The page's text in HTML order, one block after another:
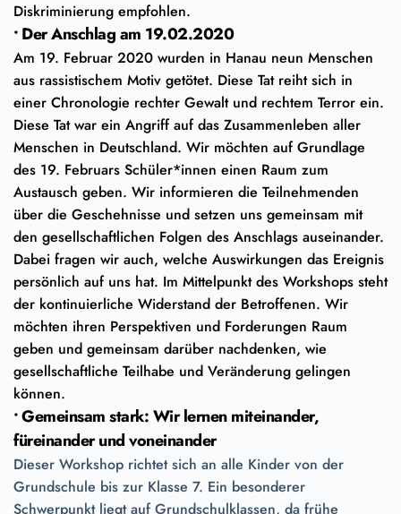
Diskriminierung empfohlen.
• Der Anschlag am 19.02.2020
Am 19. Februar 2020 wurden in Hanau neun Menschen
aus rassistischem Motiv getötet. Diese Tat reiht sich in
einer Chronologie rechter Gewalt und rechtem Terror ein.
Diese Tat war ein Angriff auf das Zusammenleben aller
Menschen in Deutschland. Wir möchten auf Grundlage
des 19. Februars Schüler*innen einen Raum zum
Austausch geben. Wir informieren die Teilnehmenden
über die Geschehnisse und setzen uns gemeinsam mit
den gesellschaftlichen Folgen des Anschlags auseinander.
Dabei fragen wir auch, welche Auswirkungen das Ereignis
persönlich auf uns hat. Im Mittelpunkt des Workshops steht
der kontinuierliche Widerstand der Betroffenen. Wir
möchten ihren Perspektiven und Forderungen Raum
geben und gemeinsam darüber nachdenken, wie
gesellschaftliche Teilhabe und Veränderung gelingen
können.
•Gemeinsam stark: Wir lernen miteinander,
füreinander und voneinander
Dieser Workshop richtet sich an alle Kinder von der
Grundschule bis zur Klasse 7. Ein besonderer
Schwerpunkt liegt auf Grundschulklassen, da frühe